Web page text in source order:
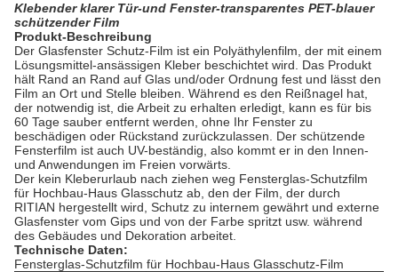
Klebender klarer Tür-und Fenster-transparentes PET-blauer
schützender Film
Produkt-Beschreibung
Der Glasfenster Schutz-Film ist ein Polyäthylenfilm, der mit einem
Lösungsmittel-ansässigen Kleber beschichtet wird. Das Produkt
hält Rand an Rand auf Glas und/oder Ordnung fest und lässt den
Film an Ort und Stelle bleiben. Während es den Reißnagel hat,
der notwendig ist, die Arbeit zu erhalten erledigt, kann es für bis
60 Tage sauber entfernt werden, ohne Ihr Fenster zu
beschädigen oder Rückstand zurückzulassen. Der schützende
Fensterfilm ist auch UV-beständig, also kommt er in den Innen-
und Anwendungen im Freien vorwärts.
Der kein Kleberurlaub nach ziehen weg Fensterglas-Schutzfilm
für Hochbau-Haus Glasschutz ab, den der Film, der durch
RITIAN hergestellt wird, Schutz zu internem gewährt und externe
Glasfenster vom Gips und von der Farbe spritzt usw. während
des Gebäudes und Dekoration arbeitet.
Technische Daten:
Fensterglas-Schutzfilm für Hochbau-Haus Glasschutz-Film